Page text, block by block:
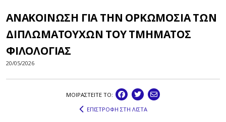
ΑΝΑΚΟΙΝΩΣΗ ΓΙΑ ΤΗΝ ΟΡΚΩΜΟΣΙΑ ΤΩΝ
ΔΙΠΛΩΜΑΤΟΥΧΩΝ ΤΟΥ ΤΜΗΜΑΤΟΣ
ΦΙΛΟΛΟΓΙΑΣ
20/05/2026
ΜΟΙΡΑΣΤEIΤΕ ΤΟ:
ΕΠΙΣΤΡΟΦΗ ΣΤΗ ΛΙΣΤΑ